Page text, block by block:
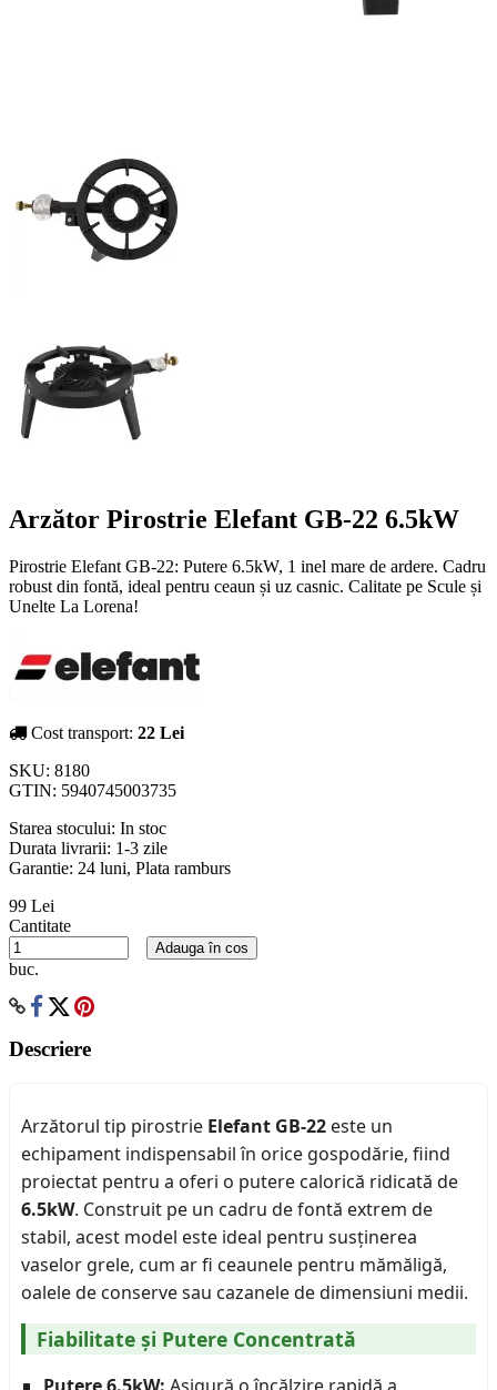
Arzător Pirostrie Elefant GB-22 6.5kW
Pirostrie Elefant GB-22: Putere 6.5kW, 1 inel mare de ardere. Cadru
robust din fontă, ideal pentru ceaun și uz casnic. Calitate pe Scule și
Unelte La Lorena!
Cost transport: 22 Lei
SKU: 8180
GTIN: 5940745003735
Starea stocului: In stoc
Durata livrarii: 1-3 zile
Garantie: 24 luni, Plata ramburs
99 Lei
Cantitate
buc.
Adauga în cos
Descriere
Arzătorul tip pirostrie Elefant GB-22 este un
echipament indispensabil în orice gospodărie, fiind
proiectat pentru a oferi o putere calorică ridicată de
6.5kW. Construit pe un cadru de fontă extrem de
stabil, acest model este ideal pentru susținerea
vaselor grele, cum ar fi ceaunele pentru mămăligă,
oalele de conserve sau cazanele de dimensiuni medii.
Fiabilitate și Putere Concentrată